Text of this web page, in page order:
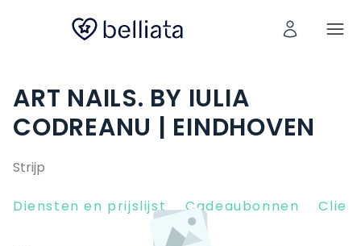
ART NAILS. BY IULIA
CODREANU | EINDHOVEN
Strijp
Diensten en prijslijst Cadeaubonnen